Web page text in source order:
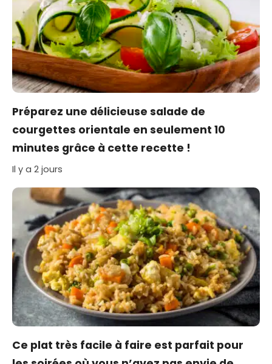
Préparez une délicieuse salade de
courgettes orientale en seulement 10
minutes grâce à cette recette !
Il y a 2 jours
Ce plat très facile à faire est parfait pour